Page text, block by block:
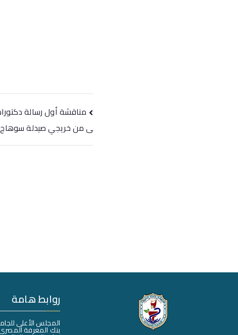
مناقشة أول رسالة
ى من خريجي صيدلة سوهاج
روابط هامة
المجلس الأعلى
بنك المعرفة